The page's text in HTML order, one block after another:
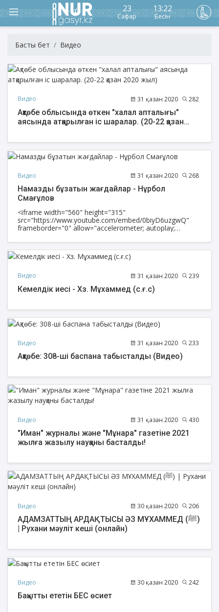
23
Сафар
13:22
Бесін
Басты бет Видео
Видео 31 қазан 2020 282
Ақтөбе облысында өткен "халал апталығы"
аясында атқарылған іс шаралар. (20-22 қазан
Видео 31 қазан 2020 268
Намазды бұзатын жағдайлар - Нұрбол
Смағұлов
<iframe width="560" height="315"
src="https://www.youtube.com/embed/0biyD6uzgwQ"
frameborder="0" allow="accelerometer; autoplay;
picture" allowfullscreen></iframe>
Видео 31 қазан 2020 239
Кемелдік иесі - Хз. Мұхаммед (с.ғ.с)
Видео 31 қазан 2020 233
Ақтөбе: 308-ші баспана табысталды (Видео)
Видео 31 қазан 2020 430
"Иман" журналы және "Мұнара" газетіне 2021
жылға жазылу науқаны басталды!
Видео 30 қазан 2020 206
АДАМЗАТТЫҢ АРДАҚТЫСЫ ӘЗ МҰХАММЕД (ﷺ)
| Рухани мәуліт кеші (онлайн)
Видео 30 қазан 2020 242
Бақытты ететін БЕС өсиет